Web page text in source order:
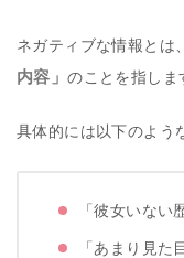
ネガティブな情報とは、
内容」のことを指しま
具体的には以下のよう
「彼女いない
「あまり見た